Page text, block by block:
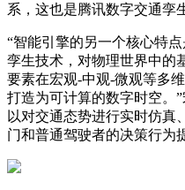
系，这也是腾讯数字交通孪
“智能引擎的另一个核心特
孪生技术，对物理世界中的
要素在宏观-中观-微观等多
打造为可计算的数字时空。
以对交通态势进行实时仿真
门和普通驾驶者的决策行为